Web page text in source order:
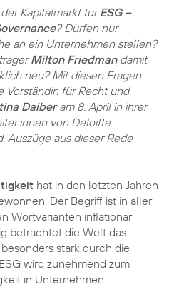
Kapitalmarkt fürESG –
? Dürfen nur
an ein Unternehmen stellen?
Milton Friedmandamit
neu? Mit diesen Fragen
Vorständin für Recht und
Daiberam 8. April in ihrer
von Deloitte
Auszüge aus dieser Rede
hat in den letzten Jahren
Der Begriff ist in aller
Wortvarianten inflationär
betrachtet die Welt das
stark durch die
wird zunehmend zum
in Unternehmen.